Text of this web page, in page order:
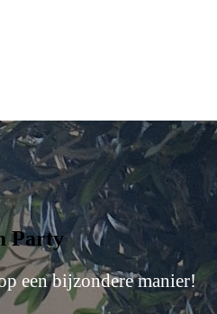
Party
een bijzondere manier!